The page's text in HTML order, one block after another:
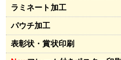
ラミネート加工
パウチ加工
表彰状・賞状印刷